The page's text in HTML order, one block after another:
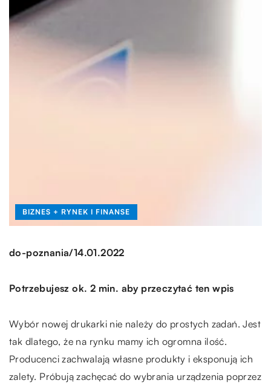
BIZNES + RYNEK I FINANSE
do-poznania/14.01.2022
Potrzebujesz ok. 2 min. aby przeczytać ten wpis
Wybór nowej drukarki nie należy do prostych zadań. Jest
tak dlatego, że na rynku mamy ich ogromna ilość.
Producenci zachwalają własne produkty i eksponują ich
zalety. Próbują zachęcać do wybrania urządzenia poprzez